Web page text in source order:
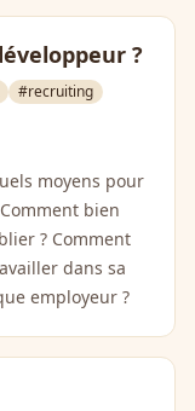
?
#recruiting
moyens pour
bien
? Comment
dans sa
employeur ?